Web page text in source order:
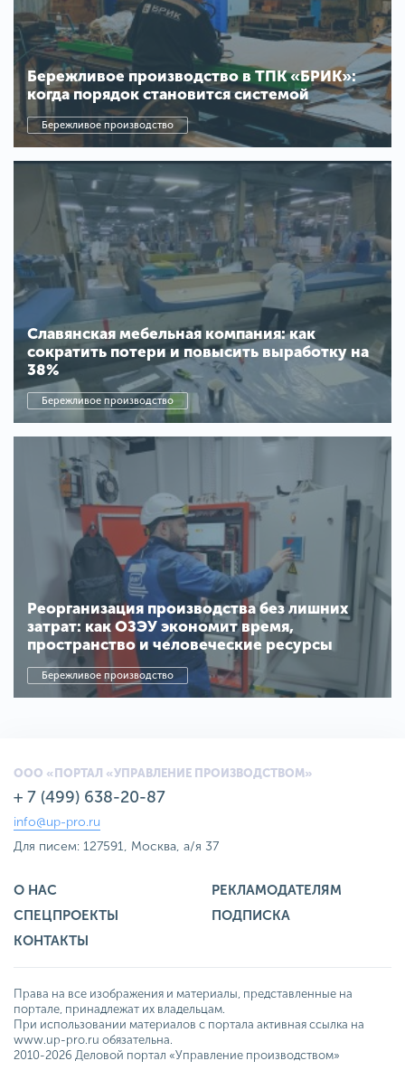
Бережливое производство в ТПК «БРИК»:
когда порядок становится системой
Бережливое производство
Славянская мебельная компания: как
сократить потери и повысить выработку на
38%
Бережливое производство
Реорганизация производства без лишних
затрат: как ОЗЭУ экономит время,
пространство и человеческие ресурсы
Бережливое производство
ООО «ПОРТАЛ «УПРАВЛЕНИЕ ПРОИЗВОДСТВОМ»
+ 7 (499) 638-20-87
info@up-pro.ru
Для писем: 127591, Москва, а/я 37
О НАС
РЕКЛАМОДАТЕЛЯМ
СПЕЦПРОЕКТЫ
ПОДПИСКА
КОНТАКТЫ
Права на все изображения и материалы, представленные на
портале, принадлежат их владельцам.
При использовании материалов с портала активная ссылка на
www.up-pro.ru обязательна.
2010-2026 Деловой портал «Управление производством»